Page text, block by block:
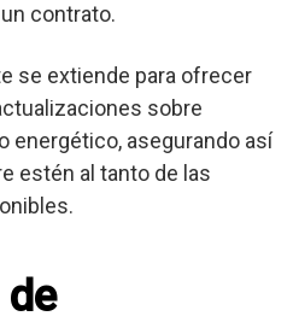
contrato.
se extiende para ofrecer
sobre
energético, asegurando así
estén al tanto de las